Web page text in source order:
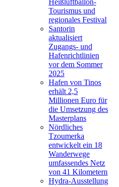
Heißluftballon-
Tourismus und
regionales Festival
Santorin
aktualisiert
Zugangs- und
Hafenrichtlinien
vor dem Sommer
2025
Hafen von Tinos
erhält 2,5
Millionen Euro für
die Umsetzung des
Masterplans
Nördliches
Tzoumerka
entwickelt ein 18
Wanderwege
umfassendes Netz
von 41 Kilometern
Hydra-Ausstellung